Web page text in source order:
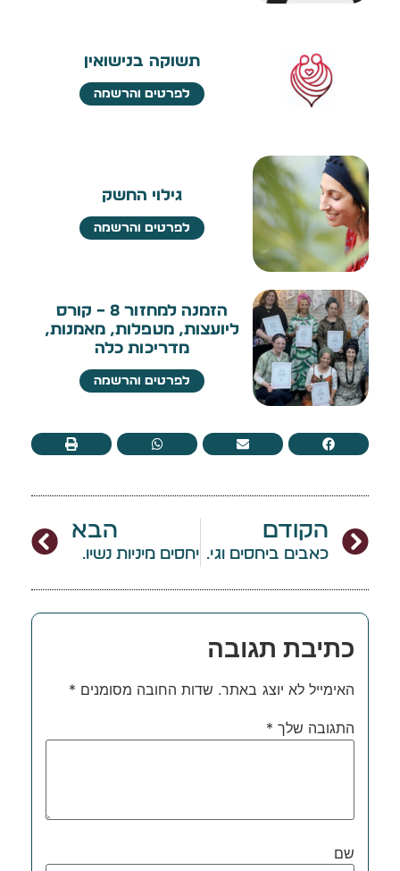
תשוקה בנישואין
לפרטים והרשמה
גילוי החשק
לפרטים והרשמה
הזמנה למחזור 8 – קורס
ליועצות, מטפלות, מאמנות,
מדריכות כלה
לפרטים והרשמה
הקודם
כאבים ביחסים וגיניסמוס
הבא
יחסים מיניות נשיות כאב פריון ומניעת הריון מאמרים
כתיבת תגובה
האימייל לא יוצג באתר. שדות החובה מסומנים *
התגובה שלך *
שם